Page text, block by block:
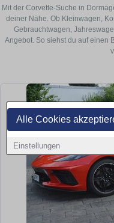
Alle Cookies
Einstellungen
Mit der Corvette-Suche in
deiner Nähe. Ob Kleinwagen,
Gebrauchtwagen,
Angebot. So siehst du auf einen